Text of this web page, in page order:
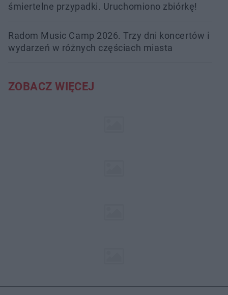
śmiertelne przypadki. Uruchomiono zbiórkę!
Radom Music Camp 2026. Trzy dni koncertów i
wydarzeń w różnych częściach miasta
ZOBACZ WIĘCEJ